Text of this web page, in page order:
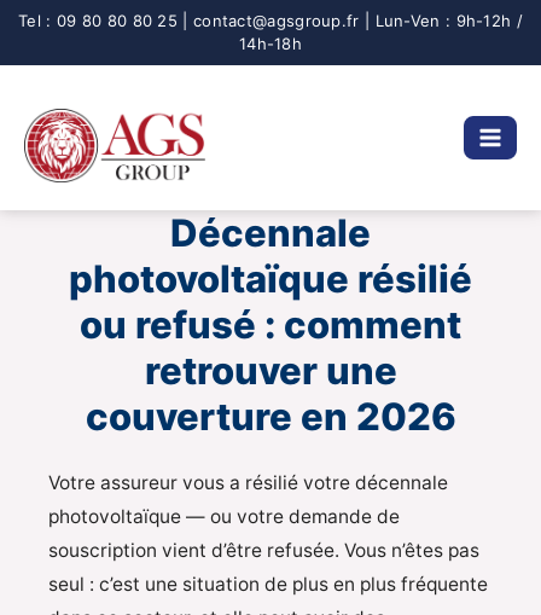
Aller
Décennale
photovoltaïque résilié
ou refusé : comment
retrouver une
couverture en 2026
Votre assureur vous a résilié votre décennale
photovoltaïque — ou votre demande de
souscription vient d’être refusée. Vous n’êtes pas
seul : c’est une situation de plus en plus fréquente